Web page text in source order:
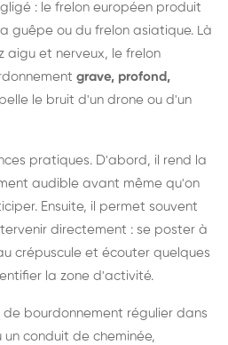
: le frelon européen produit
guêpe ou du frelon asiatique. Là
aigu et nerveux, le frelon
grave, profond,
le bruit d'un drone ou d'un
pratiques. D'abord, il rend la
audible avant même qu'on
Ensuite, il permet souvent
directement : se poster à
crépuscule et écouter quelques
la zone d'activité.
bourdonnement régulier dans
un conduit de cheminée,